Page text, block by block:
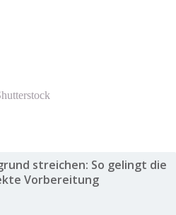
streichen: So gelingt die
Vorbereitung